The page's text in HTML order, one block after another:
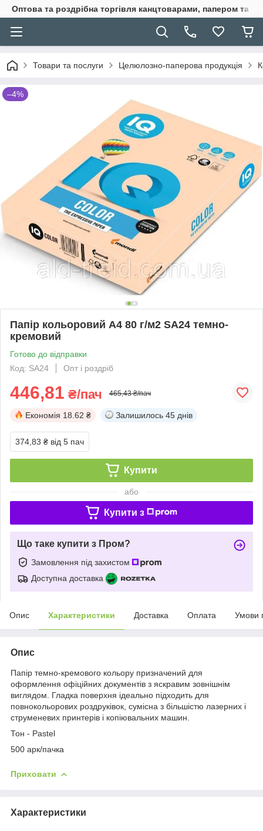
Оптова та роздрібна торгівля канцтоварами, папером та
Товари та послуги Целюлозно-паперова продукція
–4%
Папір кольоровий А4 80 г/м2 SA24 темно-
кремовий
Готово до відправки
Код: SA24
Опт і роздріб
446,81 ₴/пач 465,43 ₴/пач
Економія 18.62 ₴ Залишилось 45 днів
374,83 ₴ від 5 пач
Купити
або
Купити з
Що таке купити з Пром?
Замовлення під захистом
Доступна доставка
Опис Характеристики Доставка Оплата Умови
Опис
Папір темно-кремового кольору призначений для
оформлення офіційних документів з яскравим зовнішнім
виглядом. Гладка поверхня ідеально підходить для
повнокольорових роздруківок, сумісна з більшістю лазерних і
струменевих принтерів і копіювальних машин.
Тон - Pastel
500 арк/пачка
Приховати
Характеристики